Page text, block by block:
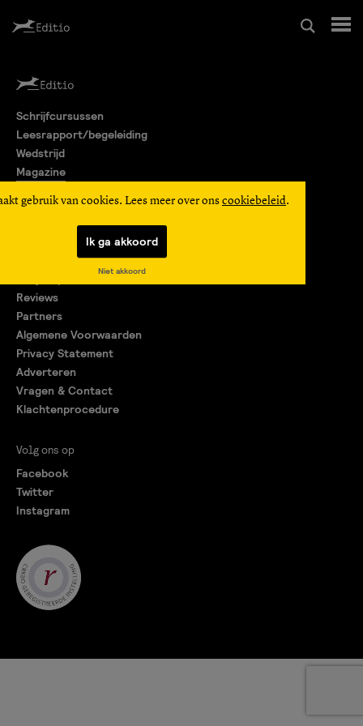
Leesrapport/begeleiding
Wedstrijd
Editio Producties
gebruik van cookies. Lees meer over ons cookiebeleid.
Ik ga akkoord
Niet akkoord
Schrijfcursussen
Leesrapport/begeleiding
Wedstrijd
Magazine
Reviews
Partners
Algemene Voorwaarden
Privacy Statement
Adverteren
Vragen & Contact
Klachtenprocedure
Volg ons op
Facebook
Twitter
Instagram